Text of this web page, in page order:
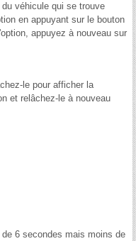
véhicule qui se trouve
en appuyant sur le bouton
appuyez à nouveau sur
le pour afficher la
et relâchez-le à nouveau
6 secondes mais moins de